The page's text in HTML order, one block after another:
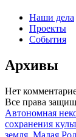
Наши дела
Проекты
События
Архивы
Нет
Все права
Автономная
сохранения
земля. Малая